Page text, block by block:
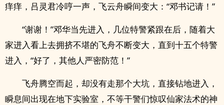
痒痒，吕灵君冷哼一声，飞云舟瞬间变大：“邓书记请！”
“谢谢！”邓华当先进入，几位特警紧跟在后，随着大
家进入看上去拥挤不堪的飞舟不断变大，直到十五个特警
进入，“好了，其他人严密防范！”
飞舟腾空而起，却没有走那个大坑，直接钻地进入，
瞬息间出现在地下实验室，不等干警们惊叹仙家法术的神